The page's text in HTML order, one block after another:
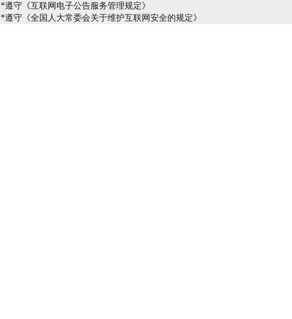
*遵守《互联网电子公告服务管理规定》
*遵守《全国人大常委会关于维护互联网安全的规定》